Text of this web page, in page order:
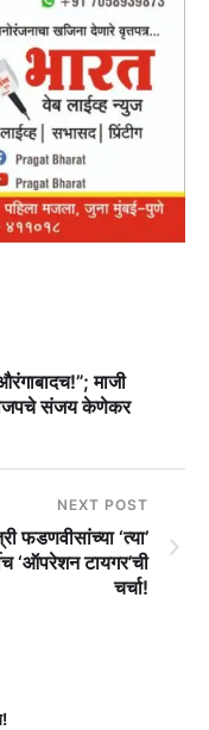
माजी
संजय केणेकर
NEXT POST
फडणवीसांच्या ‘त्या’
‘ऑपरेशन टायगर’ची
चर्चा!